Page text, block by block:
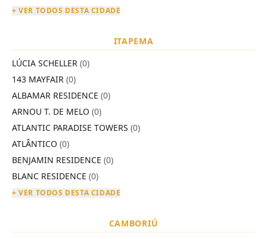
+ VER TODOS DESTA CIDADE
ITAPEMA
LÚCIA SCHELLER (0)
143 MAYFAIR (0)
ALBAMAR RESIDENCE (0)
ARNOU T. DE MELO (0)
ATLANTIC PARADISE TOWERS (0)
ATLÂNTICO (0)
BENJAMIN RESIDENCE (0)
BLANC RESIDENCE (0)
+ VER TODOS DESTA CIDADE
CAMBORIÚ